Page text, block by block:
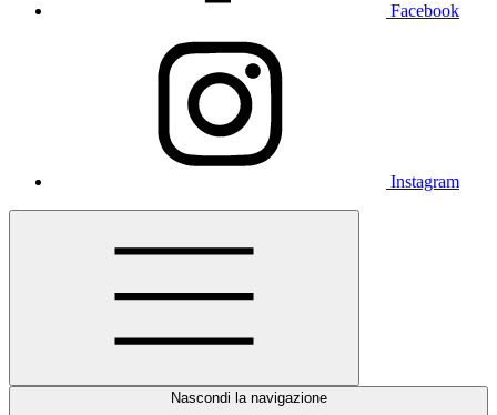
Facebook
Instagram
Nascondi la navigazione